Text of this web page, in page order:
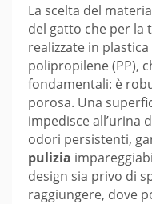
La scelta del
del gatto che per la
realizzate in
polipropilene (PP),
fondamentali: è
porosa. Una
impedisce all’urina
odori persistenti,
pulizia
design sia privo di
raggiungere, dove